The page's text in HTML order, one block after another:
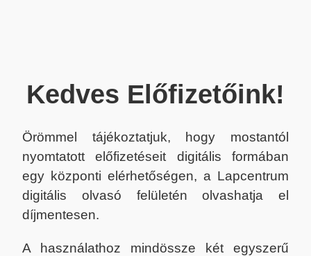
Kedves Előfizetőink!
Örömmel tájékoztatjuk, hogy mostantól
nyomtatott előfizetéseit digitális formában
egy központi elérhetőségen, a Lapcentrum
digitális olvasó felületén olvashatja el
díjmentesen.
A használathoz mindössze két egyszerű